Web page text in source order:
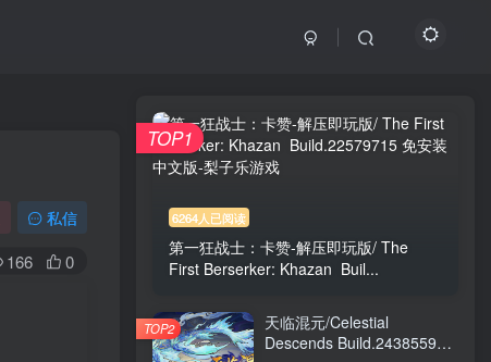
私信
166 0
6264人已阅读
第一狂战士：卡赞-解压即玩版/ The
First Berserker: Khazan Buil...
TOP1
天临混元/Celestial
Descends Build.24385591
TOP2